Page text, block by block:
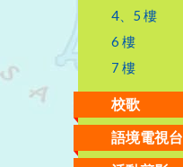
4、5 樓
6 樓
7 樓
校歌
語境電視台